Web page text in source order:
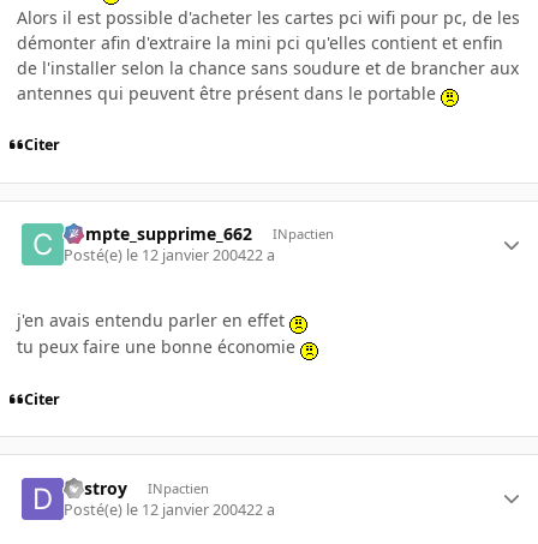
Alors il est possible d'acheter les cartes pci wifi pour pc, de les
démonter afin d'extraire la mini pci qu'elles contient et enfin
de l'installer selon la chance sans soudure et de brancher aux
antennes qui peuvent être présent dans le portable
Citer
Compte_supprime_662 INpactien
Posté(e) le 12 janvier 200422 a
j'en avais entendu parler en effet
tu peux faire une bonne économie
Citer
destroy INpactien
Posté(e) le 12 janvier 200422 a